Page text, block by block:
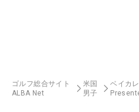
ゴルフ総合サイト
ALBA Net
米国
男子
ベイカ